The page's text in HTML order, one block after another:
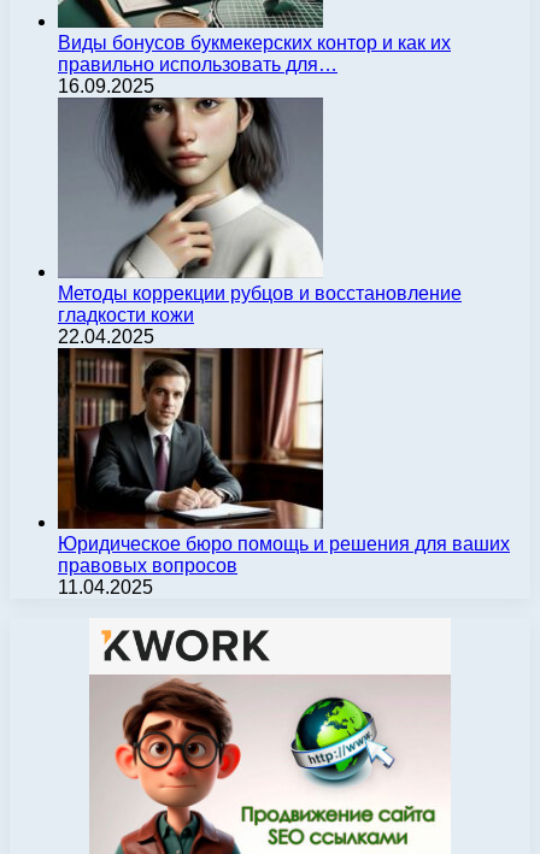
Виды бонусов букмекерских контор и как их
правильно использовать для…
16.09.2025
Методы коррекции рубцов и восстановление
гладкости кожи
22.04.2025
Юридическое бюро помощь и решения для ваших
правовых вопросов
11.04.2025